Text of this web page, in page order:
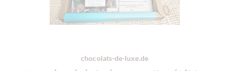
chocolats-de-luxe.de